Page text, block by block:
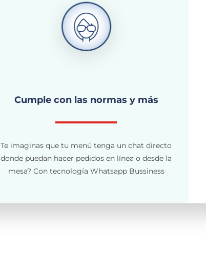
Cumple con las normas y más
Te imaginas que tu menú tenga un chat directo
donde puedan hacer pedidos en línea o desde la
mesa? Con tecnología Whatsapp Bussiness